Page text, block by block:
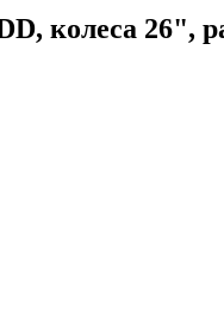
колеса 26",